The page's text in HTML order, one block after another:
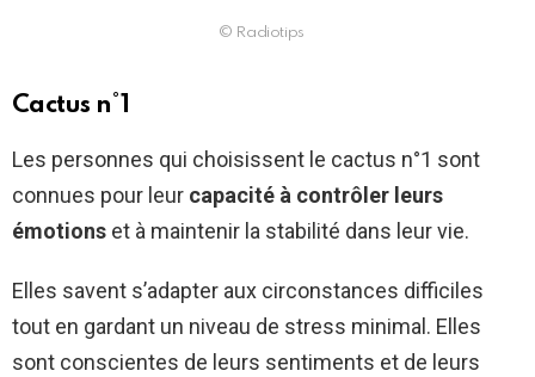
© Radiotips
Cactus n°1
Les personnes qui choisissent le cactus n°1 sont
connues pour leur capacité à contrôler leurs
émotions et à maintenir la stabilité dans leur vie.
Elles savent s’adapter aux circonstances difficiles
tout en gardant un niveau de stress minimal. Elles
sont conscientes de leurs sentiments et de leurs